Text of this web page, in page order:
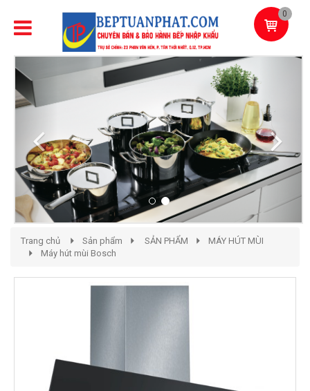
0
Previous
Trang chủ Sản phẩm SẢN PHẨM
MÁY HÚT MÙI
Máy hút mùi Bosch